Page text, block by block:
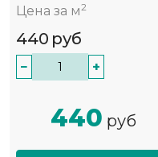
Цена за м2
440 руб
− +
440 руб